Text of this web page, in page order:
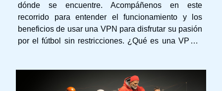
dónde se encuentre. Acompáñenos en este
recorrido para entender el funcionamiento y los
beneficios de usar una VPN para disfrutar su pasión
por el fútbol sin restricciones. ¿Qué es una VPN y